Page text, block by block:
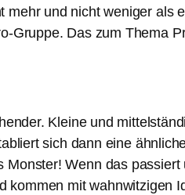
und nicht weniger als
Gruppe. Das zum Thema
Kleine und
sich dann eine
Wenn das
kommen mit wahnwitzigen